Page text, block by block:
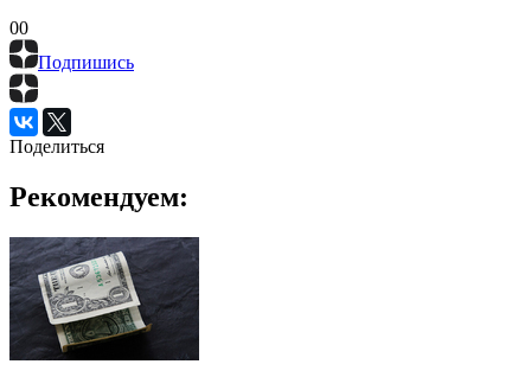
00
Подпишись
Поделиться
Рекомендуем: